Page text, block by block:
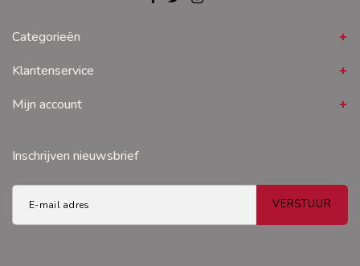
Categorieën
Klantenservice
Mijn account
Inschrijven nieuwsbrief
VERSTUUR